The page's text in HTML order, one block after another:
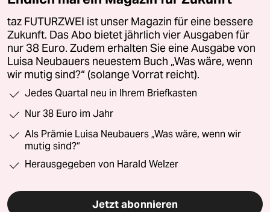
taz FUTURZWEI ist unser Magazin für eine bessere
Zukunft. Das Abo bietet jährlich vier Ausgaben für
nur 38 Euro. Zudem erhalten Sie eine Ausgabe von
Luisa Neubauers neuestem Buch „Was wäre, wenn
wir mutig sind?“ (solange Vorrat reicht).
Jedes Quartal neu in Ihrem Briefkasten
Nur 38 Euro im Jahr
Als Prämie Luisa Neubauers „Was wäre, wenn wir
mutig sind?“
Herausgegeben von Harald Welzer
Jetzt abonnieren